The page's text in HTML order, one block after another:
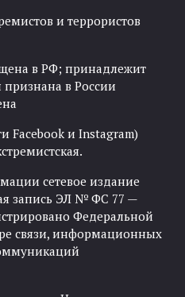
и террористов
в РФ; принадлежит
в России
Facebook и Instagram)
сетевое издание
запись ЭЛ № ФС 77 —
Федеральной
связи, информационных